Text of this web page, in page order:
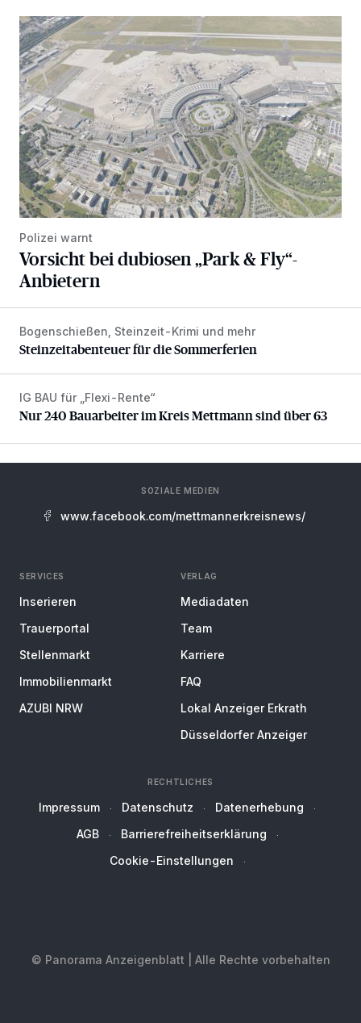
Vorsicht bei dubiosen „Park & Fly“-Anbietern
Polizei warnt
Vorsicht bei dubiosen „Park & Fly“-
Anbietern
Steinzeitabenteuer für die Sommerferien
Bogenschießen, Steinzeit-Krimi und mehr
Steinzeitabenteuer für die Sommerferien
Nur 240 Bauarbeiter im Kreis Mettmann sind über 63
IG BAU für „Flexi-Rente“
Nur 240 Bauarbeiter im Kreis Mettmann sind über 63
SOZIALE MEDIEN
www.facebook.com/mettmannerkreisnews/
SERVICES
Inserieren
Trauerportal
Stellenmarkt
Immobilienmarkt
AZUBI NRW
VERLAG
Mediadaten
Team
Karriere
FAQ
Lokal Anzeiger Erkrath
Düsseldorfer Anzeiger
RECHTLICHES
Impressum Datenschutz
Datenerhebung
AGB
Barrierefreiheitserklärung
Cookie-Einstellungen
© Panorama Anzeigenblatt | Alle Rechte vorbehalten